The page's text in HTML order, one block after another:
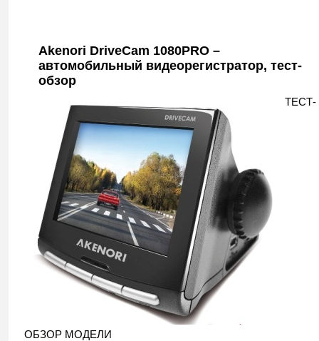
Akenori DriveCam 1080PRO –
автомобильный видеорегистратор, тест-
обзор
ТЕСТ-
ОБЗОР МОДЕЛИ